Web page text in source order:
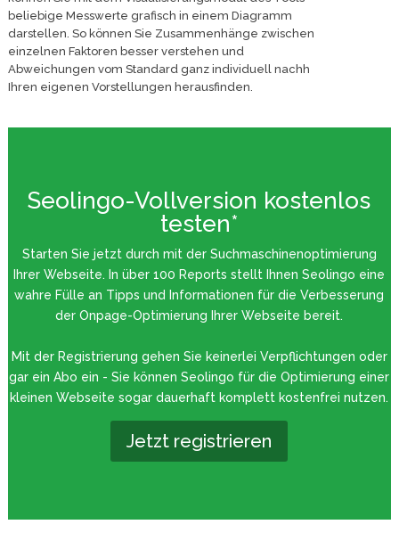
beliebige Messwerte grafisch in einem Diagramm
darstellen. So können Sie Zusammenhänge zwischen
einzelnen Faktoren besser verstehen und
Abweichungen vom Standard ganz individuell nachh
Ihren eigenen Vorstellungen herausfinden.
Seolingo-Vollversion kostenlos
testen*
Starten Sie jetzt durch mit der Suchmaschinenoptimierung
Ihrer Webseite. In über 100 Reports stellt Ihnen Seolingo eine
wahre Fülle an Tipps und Informationen für die Verbesserung
der Onpage-Optimierung Ihrer Webseite bereit.
Mit der Registrierung gehen Sie keinerlei Verpflichtungen oder
gar ein Abo ein - Sie können Seolingo für die Optimierung einer
kleinen Webseite sogar dauerhaft komplett kostenfrei nutzen.
Jetzt registrieren